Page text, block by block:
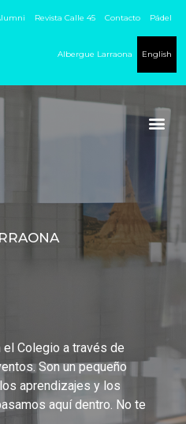
Revista Calle 45 Contacto Pádel
Albergue Larraona English
Colegio a través de
Son un pequeño
aprendizajes y los
aquí dentro. No te